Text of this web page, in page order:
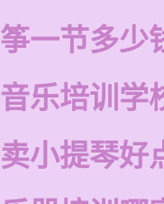
一节多少
乐培训学
小提琴好